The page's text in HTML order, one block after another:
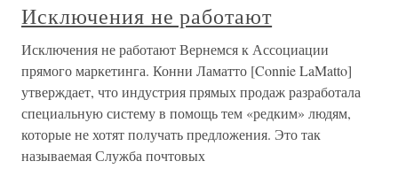
Исключения не работают
Исключения не работают Вернемся к Ассоциации
прямого маркетинга. Конни Ламатто [Connie LaMatto]
утверждает, что индустрия прямых продаж разработала
специальную систему в помощь тем «редким» людям,
которые не хотят получать предложения. Это так
называемая Служба почтовых